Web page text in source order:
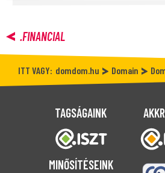
.FINANCIAL
ITT VAGY: domdom.hu Domain
TAGSÁGAINK
MINŐSÍTÉSEINK